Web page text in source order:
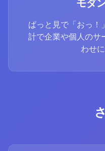
モダ
ぱっと見で「おっ！
計で企業や個人のサ
わせ